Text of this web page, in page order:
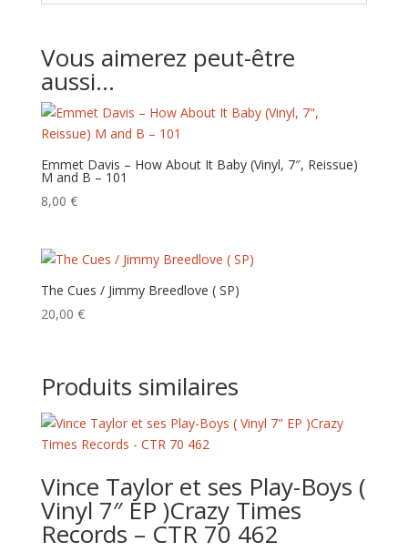
Vous aimerez peut-être
aussi…
Emmet Davis – How About It Baby (Vinyl, 7″, Reissue)
M and B – 101
8,00 €
The Cues / Jimmy Breedlove ( SP)
20,00 €
Produits similaires
Vince Taylor et ses Play-Boys (
Vinyl 7″ EP )Crazy Times
Records – CTR 70 462